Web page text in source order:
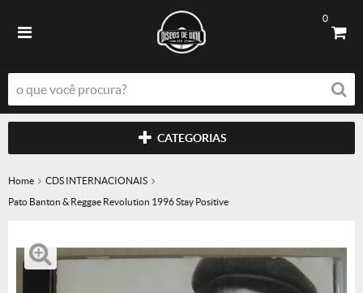
0
CATEGORIAS
Home
CDS INTERNACIONAIS
Pato Banton & Reggae Revolution 1996 Stay Positive